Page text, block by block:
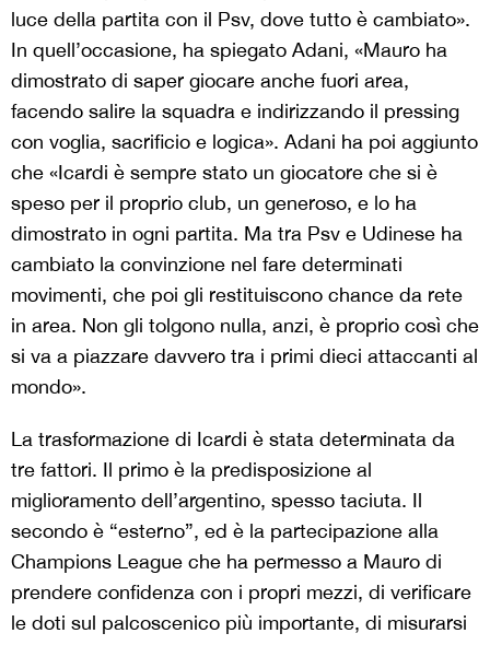
luce della partita con il Psv, dove tutto è cambiato».
In quell’occasione, ha spiegato Adani, «Mauro ha
dimostrato di saper giocare anche fuori area,
facendo salire la squadra e indirizzando il pressing
con voglia, sacrificio e logica». Adani ha poi aggiunto
che «Icardi è sempre stato un giocatore che si è
speso per il proprio club, un generoso, e lo ha
dimostrato in ogni partita. Ma tra Psv e Udinese ha
cambiato la convinzione nel fare determinati
movimenti, che poi gli restituiscono chance da rete
in area. Non gli tolgono nulla, anzi, è proprio così che
si va a piazzare davvero tra i primi dieci attaccanti al
mondo».
La trasformazione di Icardi è stata determinata da
tre fattori. Il primo è la predisposizione al
miglioramento dell’argentino, spesso taciuta. Il
secondo è “esterno”, ed è la partecipazione alla
Champions League che ha permesso a Mauro di
prendere confidenza con i propri mezzi, di verificare
le doti sul palcoscenico più importante, di misurarsi